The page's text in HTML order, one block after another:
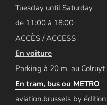
Tuesday until Saturday
de 11:00 à 18:00
ACCÈS / ACCESS
En voiture
Parking à 20 m. au Colruyt
En tram, bus ou METRO
aviation.brussels by